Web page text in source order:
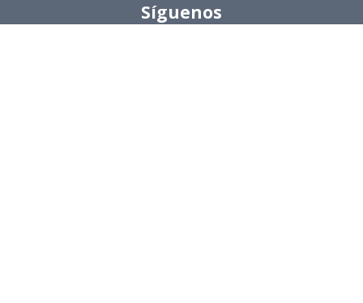
Síguenos